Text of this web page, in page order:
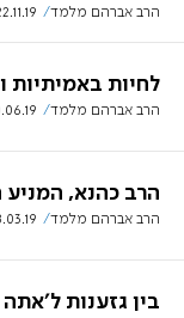
הרב אברהם מלמד
לחיות באמיתיות
הרב אברהם מלמד
הרב כהנא, המניע
הרב אברהם מלמד
בין גזענות